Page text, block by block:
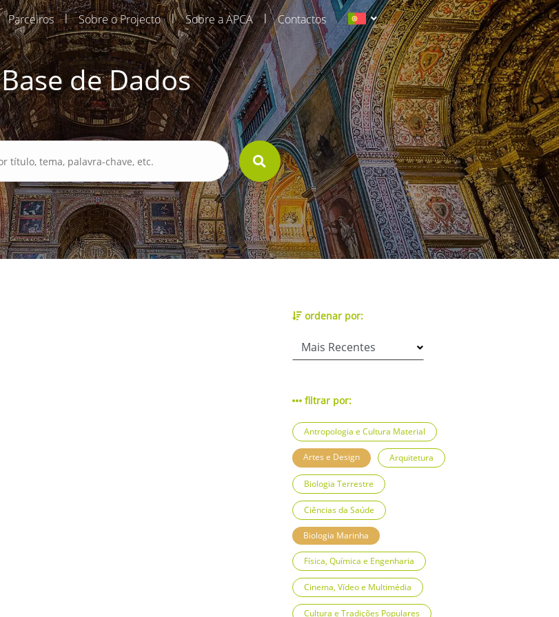
Parceiros | Sobre o Projecto | Sobre a APCA | Contactos
Base de Dados
ordenar por:
filtrar por:
Antropologia e Cultura Material
Artes e Design Arquitetura
Biologia Terrestre
Ciências da Saúde
Biologia Marinha
Física, Química e Engenharia
Cinema, Vídeo e Multimédia
Cultura e Tradições Populares